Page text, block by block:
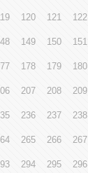
120 121 122
149 150 151
178 179 180
207 208 209
236 237 238
265 266 267
294 295 296